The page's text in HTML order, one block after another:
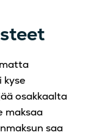
kyse
osakkaalta
maksaa
saa